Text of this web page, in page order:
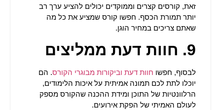
זאת, קורסים קצרים וממוקדים יכולים להציע ערך רב
יותר תמורת הכסף. חפשו קורס שמציע את כל מה
שאתם צריכים במחיר הוגן.
9. חוות דעת ממליצים
לבסוף, חפשו חוות דעת וביקורות מבוגרי הקורס. הם
יוכלו לתת לכם תמונה אמיתית על איכות הלימודים,
הרלוונטיות של התוכן ומידת ההכנה שהקורס מספק
לעולם האמיתי של הפקת אירועים.